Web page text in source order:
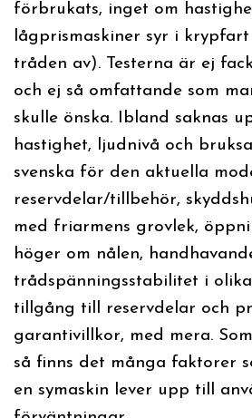
förbrukats, inget om
lågprismaskiner syr i
tråden av). Testerna är ej
och ej så omfattande som
skulle önska. Ibland saknas
hastighet, ljudnivå och
svenska för den aktuella
reservdelar/tillbehör,
med friarmens grovlek,
höger om nålen,
trådspänningsstabilitet i
tillgång till reservdelar och
garantivillkor, med mera.
så finns det många faktorer
en symaskin lever upp till